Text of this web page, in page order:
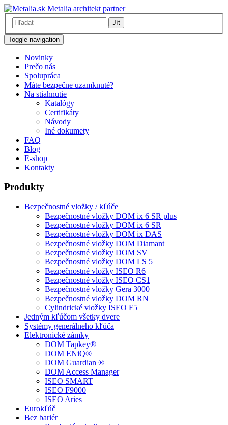
Metalia architekt partner
Jít
Toggle navigation
Novinky
Prečo nás
Spolupráca
Máte bezpečne uzamknuté?
Na stiahnutie
Katalógy
Certifikáty
Návody
Iné dokumety
FAQ
Blog
E-shop
Kontakty
Produkty
Bezpečnostné vložky / kľúče
Bezpečnostné vložky DOM ix 6 SR plus
Bezpečnostné vložky DOM ix 6 SR
Bezpečnostné vložky DOM ix DAS
Bezpečnostné vložky DOM Diamant
Bezpečnostné vložky DOM SV
Bezpečnostné vložky DOM LS 5
Bezpečnostné vložky ISEO R6
Bezpečnostné vložky ISEO CS1
Bezpečnostné vložky Gera 3000
Bezpečnostné vložky DOM RN
Cylindrické vložky ISEO F5
Jedným kľúčom všetky dvere
Systémy generálneho kľúča
Elektronické zámky
DOM Tapkey®
DOM ENiQ®
DOM Guardian ®
DOM Access Manager
ISEO SMART
ISEO F9000
ISEO Aries
Eurokľúč
Bez bariér